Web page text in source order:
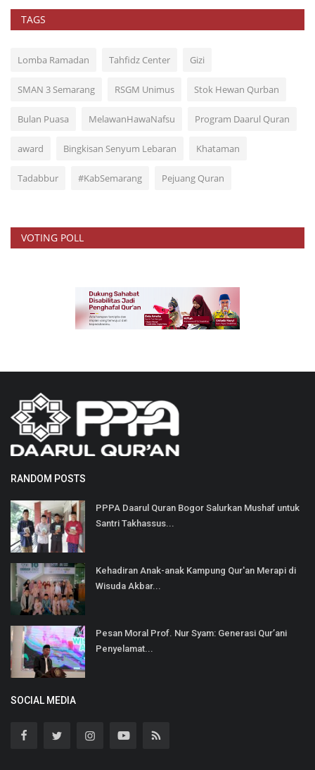
TAGS
Lomba Ramadan Tahfidz Center Gizi
SMAN 3 Semarang RSGM Unimus Stok Hewan Qurban
Bulan Puasa MelawanHawaNafsu Program Daarul Quran
award Bingkisan Senyum Lebaran Khataman
Tadabbur #KabSemarang Pejuang Quran
VOTING POLL
RANDOM POSTS
PPPA Daarul Quran Bogor Salurkan Mushaf untuk
Santri Takhassus...
Kehadiran Anak-anak Kampung Qur'an Merapi di
Wisuda Akbar...
Pesan Moral Prof. Nur Syam: Generasi Qur’ani
Penyelamat...
SOCIAL MEDIA